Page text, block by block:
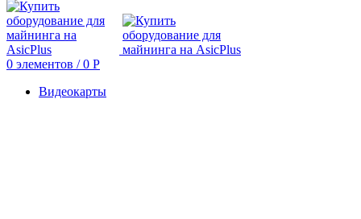
0 элементов / 0 Р
Видеокарты